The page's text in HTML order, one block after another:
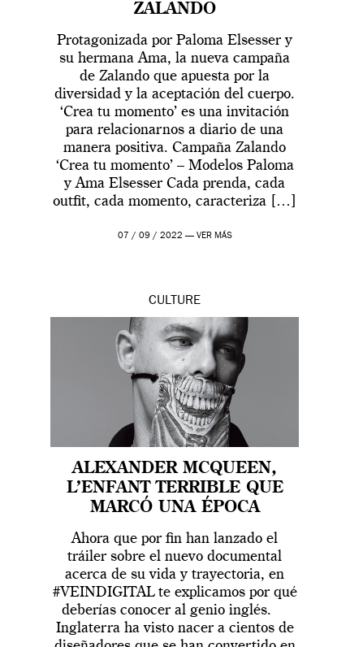
ZALANDO
Protagonizada por Paloma Elsesser y
su hermana Ama, la nueva campaña
de Zalando que apuesta por la
diversidad y la aceptación del cuerpo.
‘Crea tu momento’ es una invitación
para relacionarnos a diario de una
manera positiva. Campaña Zalando
‘Crea tu momento’ – Modelos Paloma
y Ama Elsesser Cada prenda, cada
outfit, cada momento, caracteriza […]
07 / 09 / 2022 — VER MÁS
CULTURE
ALEXANDER MCQUEEN,
L’ENFANT TERRIBLE QUE
MARCÓ UNA ÉPOCA
Ahora que por fin han lanzado el
tráiler sobre el nuevo documental
acerca de su vida y trayectoria, en
#VEINDIGITAL te explicamos por qué
deberías conocer al genio inglés.
Inglaterra ha visto nacer a cientos de